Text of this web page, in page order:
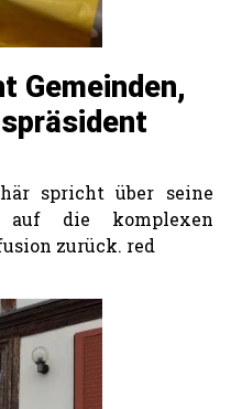
Gemeinden,
spricht über seine
die komplexen
zurück. red